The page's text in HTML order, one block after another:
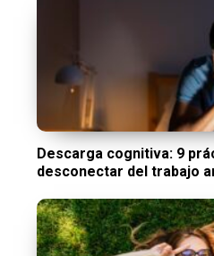
Descarga cognitiva: 9
desconectar del trabajo